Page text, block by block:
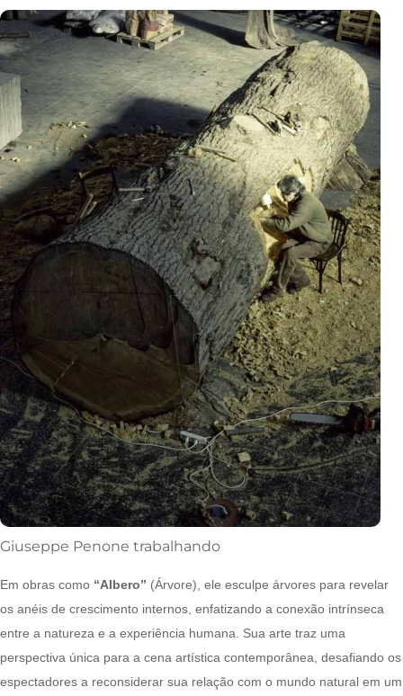
Giuseppe Penone trabalhando
Em obras como “Albero” (Árvore), ele esculpe árvores para revelar
os anéis de crescimento internos, enfatizando a conexão intrínseca
entre a natureza e a experiência humana. Sua arte traz uma
perspectiva única para a cena artística contemporânea, desafiando os
espectadores a reconsiderar sua relação com o mundo natural em um